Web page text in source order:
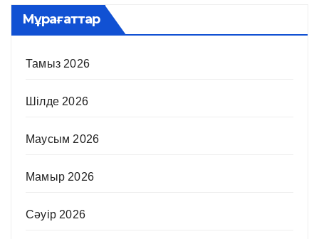
Мұрағаттар
Тамыз 2026
Шілде 2026
Маусым 2026
Мамыр 2026
Сәуір 2026